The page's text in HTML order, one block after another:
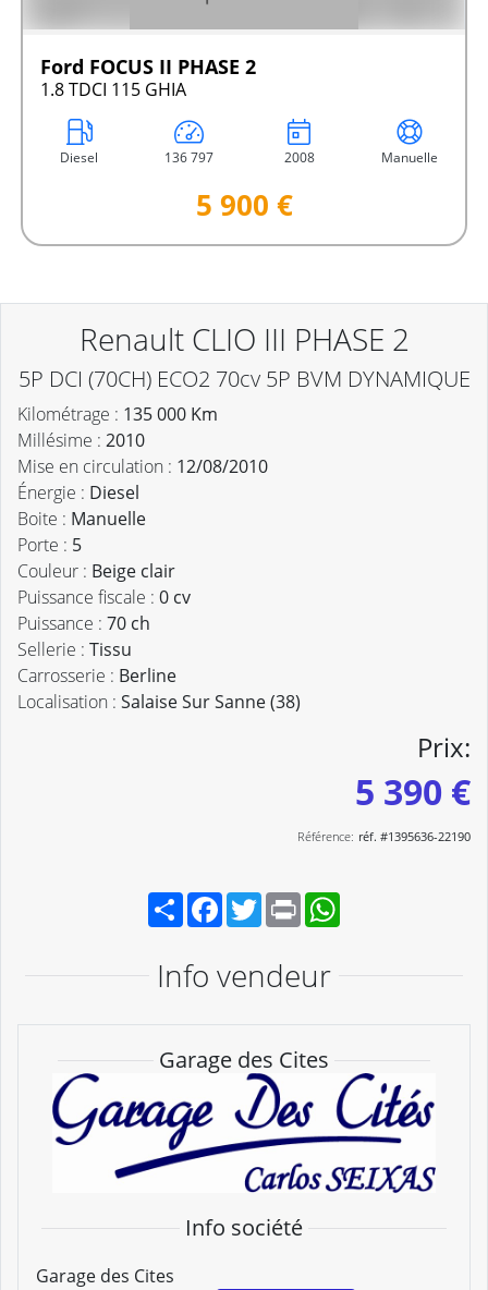
Ford FOCUS II PHASE 2
1.8 TDCI 115 GHIA
Diesel 136 797 2008 Manuelle
5 900 €
Renault CLIO III PHASE 2
5P DCI (70CH) ECO2 70cv 5P BVM DYNAMIQUE
Kilométrage : 135 000 Km
Millésime : 2010
Mise en circulation : 12/08/2010
Énergie : Diesel
Boite : Manuelle
Porte : 5
Couleur : Beige clair
Puissance fiscale : 0 cv
Puissance : 70 ch
Sellerie : Tissu
Carrosserie : Berline
Localisation : Salaise Sur Sanne (38)
Prix:
5 390 €
Référence: réf. #1395636-22190
PartagerFacebook
TwitterPrint
Info vendeur
Garage des Cites
Info société
Garage des Cites